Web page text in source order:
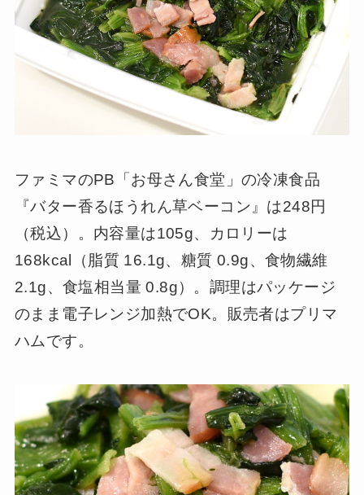
ファミマのPB「お母さん食堂」の冷凍食品
『バター香るほうれん草ベーコン』は248円
（税込）。内容量は105g、カロリーは
168kcal（脂質 16.1g、糖質 0.9g、食物繊維
2.1g、食塩相当量 0.8g）。調理はパッケージ
のまま電子レンジ加熱でOK。販売者はプリマ
ハムです。